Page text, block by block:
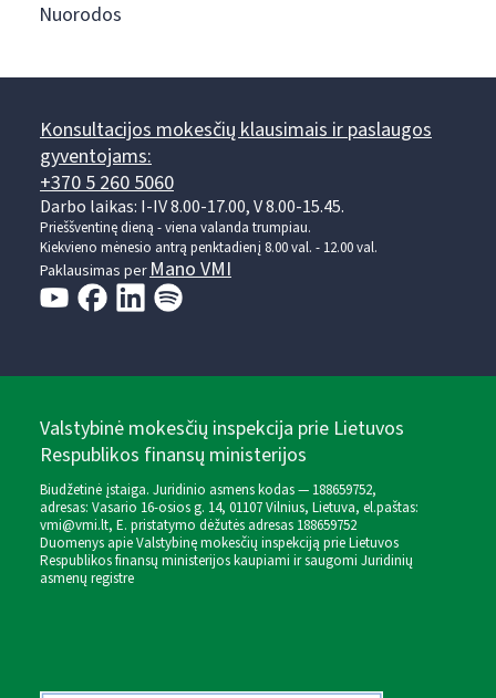
Nuorodos
Konsultacijos mokesčių klausimais ir paslaugos
gyventojams:
+370 5 260 5060
Darbo laikas: I-IV 8.00-17.00, V 8.00-15.45.
Prieššventinę dieną - viena valanda trumpiau.
Kiekvieno mėnesio antrą penktadienį 8.00 val. - 12.00 val.
Paklausimas perMano VMI
Valstybinė mokesčių inspekcija prie Lietuvos
Respublikos finansų ministerijos
Biudžetinė įstaiga. Juridinio asmens kodas — 188659752,
adresas: Vasario 16-osios g. 14, 01107 Vilnius, Lietuva, el.paštas:
vmi@vmi.lt, E. pristatymo dėžutės adresas 188659752
Duomenys apie Valstybinę mokesčių inspekciją prie Lietuvos
Respublikos finansų ministerijos kaupiami ir saugomi Juridinių
asmenų registre